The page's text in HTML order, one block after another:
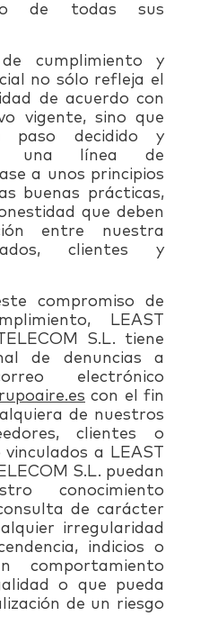
de todas sus
cumplimiento y
no sólo refleja el
de acuerdo con
vigente, sino que
paso decidido y
una línea de
a unos principios
buenas prácticas,
que deben
entre nuestra
clientes y
compromiso de
LEAST
S.L. tiene
de denuncias a
electrónico
con el fin
de nuestros
clientes o
a LEAST
S.L. puedan
conocimiento
de carácter
irregularidad
indicios o
comportamiento
o que pueda
de un riesgo